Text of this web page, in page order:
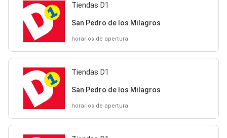
Tiendas D1
San Pedro de los Milagros
horarios de apertura
Tiendas D1
San Pedro de los Milagros
horarios de apertura